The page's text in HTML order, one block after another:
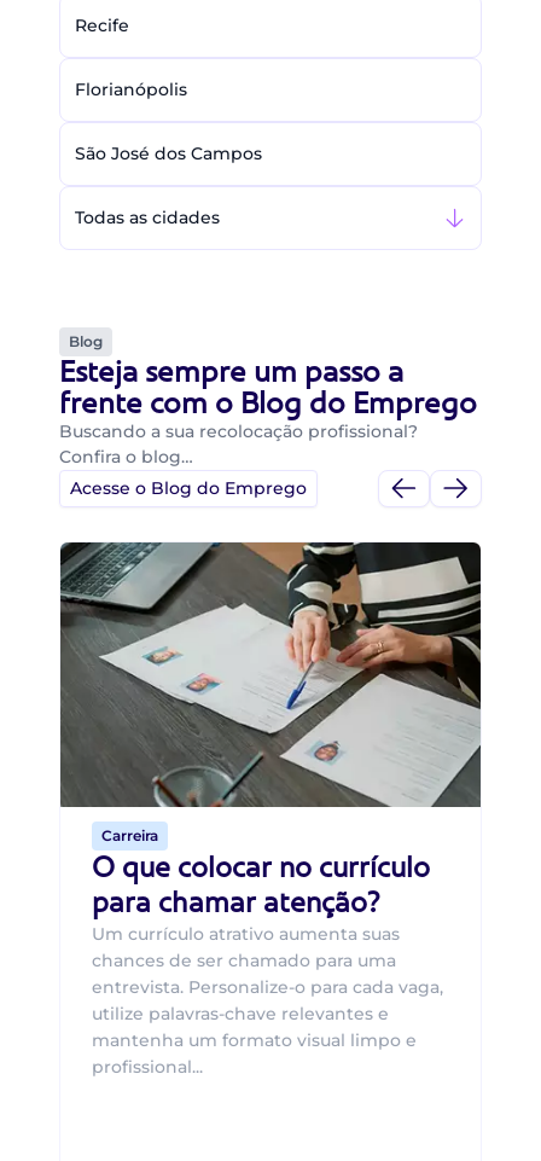
Recife
Florianópolis
São José dos Campos
Todas as cidades
Blog
Esteja sempre um passo a
frente com o Blog do Emprego
Buscando a sua recolocação profissional?
Confira o blog…
Acesse o Blog do Emprego
Carreira
O que colocar no currículo
para chamar atenção?
Um currículo atrativo aumenta suas
chances de ser chamado para uma
entrevista. Personalize-o para cada vaga,
utilize palavras-chave relevantes e
mantenha um formato visual limpo e
profissional...